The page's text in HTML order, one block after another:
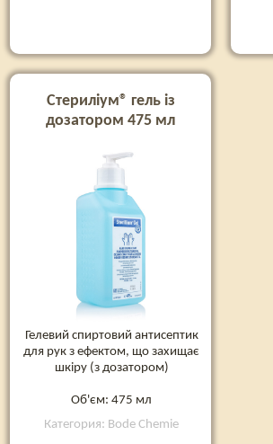
Стериліум® гель із
дозатором 475 мл
Гелевий спиртовий антисептик
для рук з ефектом, що захищає
шкіру (з дозатором)
Об'єм: 475 мл
Категория: Bode Chemie